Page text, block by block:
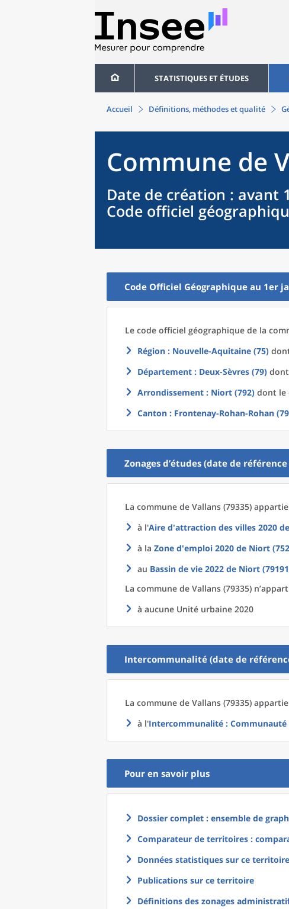
STATISTIQUES ET ÉTUDES
Accueil Définitions, méthodes et qualité
Commune de
Date de création : avant
Code officiel
Code Officiel Géographique au 1er
Le code officiel géographique de la
Région : Nouvelle-Aquitaine (75)
Département : Deux-Sèvres (79)
Arrondissement : Niort (792) dont le
Canton : Frontenay-Rohan-Rohan
Zonages d’études (date de
La commune de Vallans (79335)
à l'Aire d'attraction des villes 2020 de
à la Zone d'emploi 2020 de Niort
au Bassin de vie 2022 de Niort
La commune de Vallans (79335)
à aucune Unité urbaine 2020
Intercommunalité (date de
La commune de Vallans (79335)
à l'Intercommunalité :
Pour en savoir plus
Dossier complet : ensemble de
Comparateur de territoires :
Données statistiques sur ce territoire
Publications sur ce territoire
Définitions des zonages